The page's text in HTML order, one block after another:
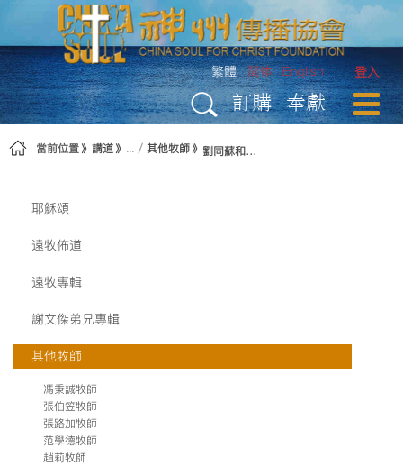
略過到內容
登入
繁體 简体 English
訂購 奉獻
當前位置 講道 其他牧師 劉同蘇和侯君麗牧師
耶穌頌
遠牧佈道
遠牧專輯
謝文傑弟兄專輯
其他牧師
馮秉誠牧師
張伯笠牧師
張路加牧師
范學德牧師
趙莉牧師